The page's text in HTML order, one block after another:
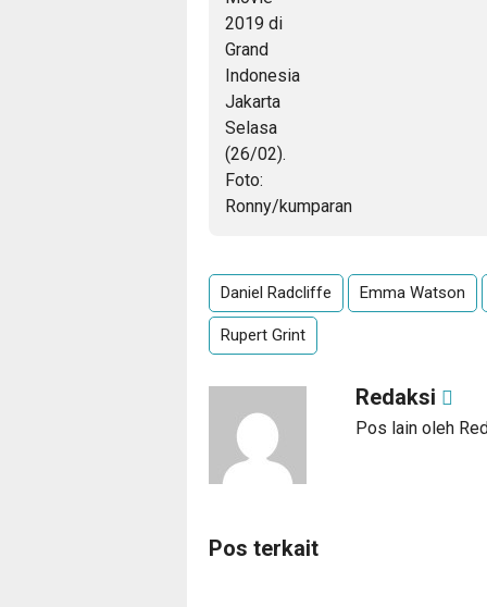
Daniel Radcliffe Emma Watson
Rupert Grint
Redaksi
Pos lain oleh
Pos terkait